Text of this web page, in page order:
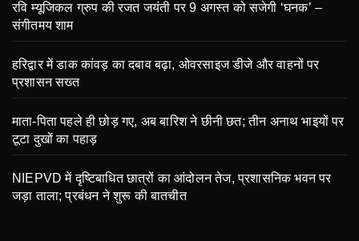
रवि म्यूजिकल ग्रुप की रजत जयंती पर 9 अगस्त को सजेगी ‘घनक’ –
संगीतमय शाम
हरिद्वार में डाक कांवड़ का दबाव बढ़ा, ओवरसाइज डीजे और वाहनों पर
प्रशासन सख्त
माता-पिता पहले ही छोड़ गए, अब बारिश ने छीनी छत; तीन अनाथ भाइयों पर
टूटा दुखों का पहाड़
NIEPVD में दृष्टिबाधित छात्रों का आंदोलन तेज, प्रशासनिक भवन पर
जड़ा ताला; प्रबंधन ने शुरू की बातचीत